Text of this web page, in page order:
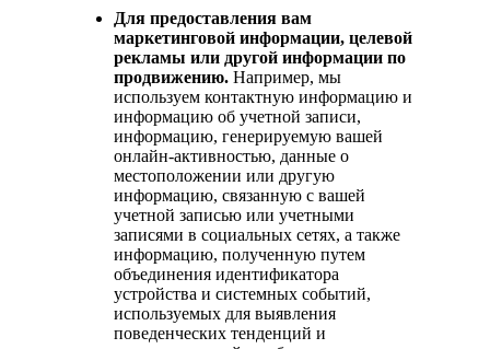
Для предоставления вам
маркетинговой информации, целевой
рекламы или другой информации по
продвижению. Например, мы
используем контактную информацию и
информацию об учетной записи,
информацию, генерируемую вашей
онлайн-активностью, данные о
местоположении или другую
информацию, связанную с вашей
учетной записью или учетными
записями в социальных сетях, а также
информацию, полученную путем
объединения идентификатора
устройства и системных событий,
используемых для выявления
поведенческих тенденций и